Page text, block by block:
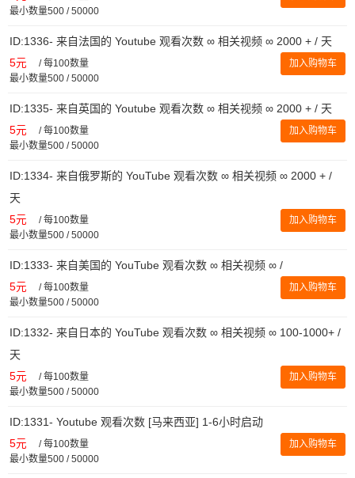
最小数量500 / 50000
ID:1336- 来自法国的 Youtube 观看次数 ∞ 相关视频 ∞ 2000 + / 天
5元 /每100数量
最小数量500 / 50000
加入购物车
ID:1335- 来自英国的 Youtube 观看次数 ∞ 相关视频 ∞ 2000 + / 天
5元 /每100数量
最小数量500 / 50000
加入购物车
ID:1334- 来自俄罗斯的 YouTube 观看次数 ∞ 相关视频 ∞ 2000 + /
天
5元 /每100数量
最小数量500 / 50000
加入购物车
ID:1333- 来自美国的 YouTube 观看次数 ∞ 相关视频 ∞ /
5元 /每100数量
最小数量500 / 50000
加入购物车
ID:1332- 来自日本的 YouTube 观看次数 ∞ 相关视频 ∞ 100-1000+ /
天
5元 /每100数量
最小数量500 / 50000
加入购物车
ID:1331- Youtube 观看次数 [马来西亚] 1-6小时启动
5元 /每100数量
最小数量500 / 50000
加入购物车